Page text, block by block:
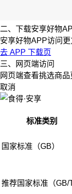
二、下载安享好物
安享好物APP访问
去 APP 下载页
三、网页端访问
网页端查看挑选商
取消
标准类别
国家标准（GB）
推荐国家标准（GB/T